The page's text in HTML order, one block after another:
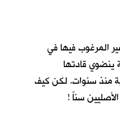
المرغوب فيها في
ينضوي قادتها
منذ سنوات. لكن كيف
سناً !